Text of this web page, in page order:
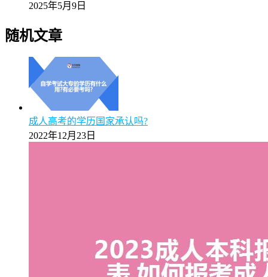
2025年5月9日
随机文章
成人高考的学历国家承认吗?
2022年12月23日